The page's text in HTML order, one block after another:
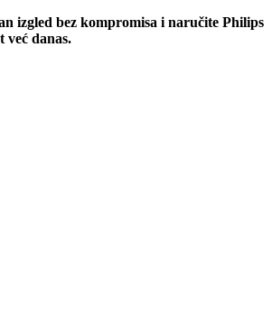
izgled bez kompromisa i naručite Philips
već danas.